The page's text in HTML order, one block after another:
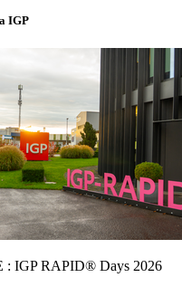
IGP
: IGP RAPID® Days 2026